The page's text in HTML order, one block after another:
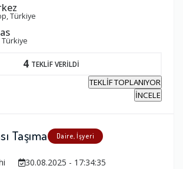
Türkiye
Türkiye
4 TEKLİF VERİLDİ
TEKLİF TOPLANIYOR
İNCELE
Taşıma Daire, İşyeri
30.08.2025 - 17:34:35